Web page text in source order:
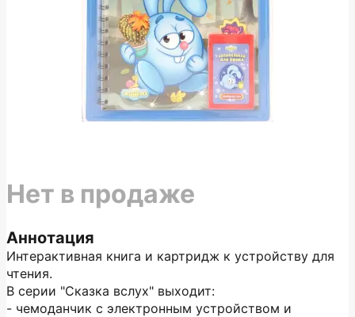
Аннотация
Интерактивная книга и картридж к устройству для
чтения.
В серии "Сказка вслух" выходит:
- чемоданчик с электронным устройством и
Нет в продаже